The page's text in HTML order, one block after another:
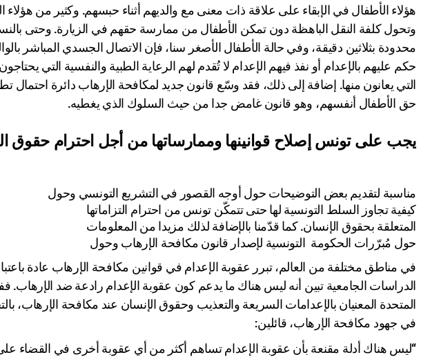
هؤلاء الأطفال في الإبقاء على علاقة ذات معنى مع والديهم أثناء حبسهم. وكثير من
وتحول كلفة النقل الباهظة دون تمكن الأطفال من ممارسة حقهم في الزيارة. وحتى
محدودة بثلاثين دقيقة، وفي حالة الأطفال الأصغر سنا، فإن الاتصال الجسدي المباشر
حكم عليهم بالإعدام أو نفذ فيهم الإعدام لا تُقدم لهم الرعاية الطبية والنفسية التي
التي يعانون منها. إضافة إلى ذلك، فقد وسّع قانون جديد لمكافحة الإرهاب دائرة
حق الأطفال أنفسهم، وهو قانون غامض جدا من حيث السلوك الذي يغطيه.
يجب على تونس إصلاح قوانينها وممارساتها من أجل احترام حقوق
مناسبة لتقديم بعض التوضيحات حول أوجه القصور في التشريع التونسي وحول
كيفية تجاوز السلط التونسية لها حتى تتمكّن تونس من احترام التزاماتها
المتعلقة بحقوق الإنسان. كما قدّمنا بالإضافة لذلك مزيدا من المعلومات
حول مُبرّرات الحكومة التونسية لإصدار قانون مكافحة الإرهاب وحول
في مناطق مختلفة من العالم، تبرر عقوبة الإعدام في قوانين مكافحة الإرهاب عادة
المتحدة المعنيان بالإعدامات السريعة والتعذيب وحقوق الإنسان عند مكافحة الإرهاب،
في جهود مكافحة الإرهاب، قائلين:
“ليس هناك أدلة مقنعة بأن عقوبة الإعدام تساهم أكثر من أي عقوبة أخرى في القضاء